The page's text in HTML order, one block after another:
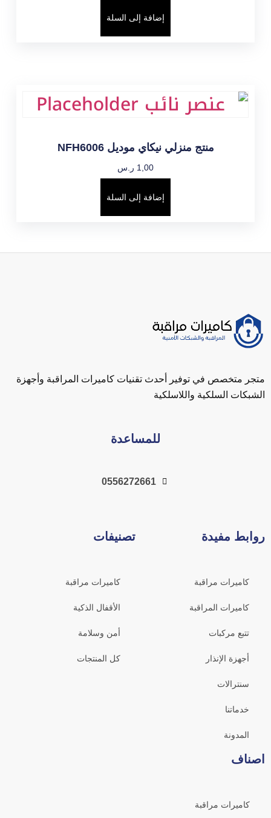
إضافة إلى السلة
منتج منزلي نيكاي موديل NFH6006
1,00 ر.س
إضافة إلى السلة
متجر متخصص في توفير أحدث تقنيات كاميرات المراقبة وأجهزة
الشبكات السلكية واللاسلكية
للمساعدة
0556272661
روابط مفيدة
كاميرات مراقبة
كاميرات المراقبة
تتبع مركبات
أجهزة الإنذار
سنترالات
خدماتنا
المدونة
تصنيفات
كاميرات مراقبة
الأقفال الذكية
أمن وسلامة
كل المنتجات
اصناف
كاميرات مراقبة